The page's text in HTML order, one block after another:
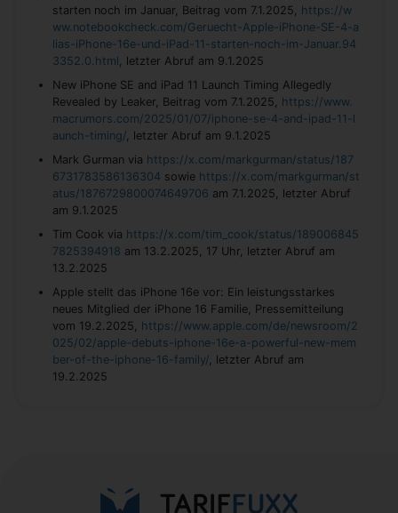
starten noch im Januar, Beitrag vom 7.1.2025, https://w
ww.notebookcheck.com/Geruecht-Apple-iPhone-SE-4-a
lias-iPhone-16e-und-iPad-11-starten-noch-im-Januar.94
3352.0.html , letzter Abruf am 9.1.2025
New iPhone SE and iPad 11 Launch Timing Allegedly
Revealed by Leaker, Beitrag vom 7.1.2025, https://www.
macrumors.com/2025/01/07/iphone-se-4-and-ipad-11-l
aunch-timing/ , letzter Abruf am 9.1.2025
Mark Gurman via https://x.com/markgurman/status/187
6731783586136304 sowie https://x.com/markgurman/st
atus/1876729800074649706 am 7.1.2025, letzter Abruf
am 9.1.2025
Tim Cook via https://x.com/tim_cook/status/189006845
7825394918 am 13.2.2025, 17 Uhr, letzter Abruf am
13.2.2025
Apple stellt das iPhone 16e vor: Ein leistungsstarkes
neues Mitglied der iPhone 16 Familie, Pressemitteilung
vom 19.2.2025, https://www.apple.com/de/newsroom/2
025/02/apple-debuts-iphone-16e-a-powerful-new-mem
ber-of-the-iphone-16-family/ , letzter Abruf am
19.2.2025